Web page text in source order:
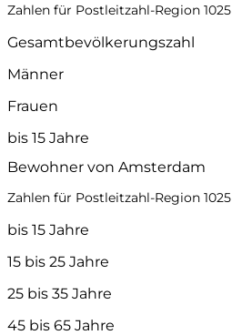
Zahlen für Postleitzahl-Region 1025
Gesamtbevölkerungszahl
Männer
Frauen
bis 15 Jahre
Bewohner von Amsterdam
Zahlen für Postleitzahl-Region 1025
bis 15 Jahre
15 bis 25 Jahre
25 bis 35 Jahre
45 bis 65 Jahre